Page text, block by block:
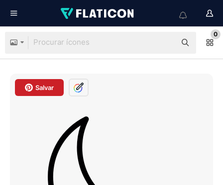
0
Salvar